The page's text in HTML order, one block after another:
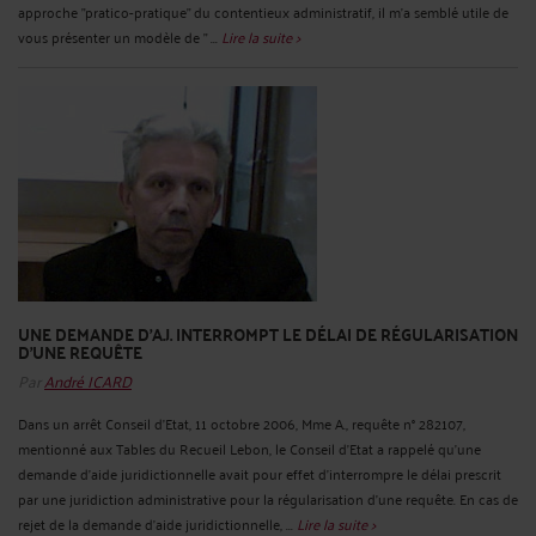
approche "pratico-pratique" du contentieux administratif, il m'a semblé utile de
vous présenter un modèle de " ... Lire la suite >
UNE DEMANDE D'A.J. INTERROMPT LE DÉLAI DE RÉGULARISATION
D'UNE REQUÊTE
ParAndré ICARD
Dans un arrêt Conseil d'Etat, 11 octobre 2006, Mme A., requête n° 282107,
mentionné aux Tables du Recueil Lebon, le Conseil d'Etat a rappelé qu'une
demande d'aide juridictionnelle avait pour effet d'interrompre le délai prescrit
par une juridiction administrative pour la régularisation d'une requête. En cas de
rejet de la demande d'aide juridictionnelle, ... Lire la suite >